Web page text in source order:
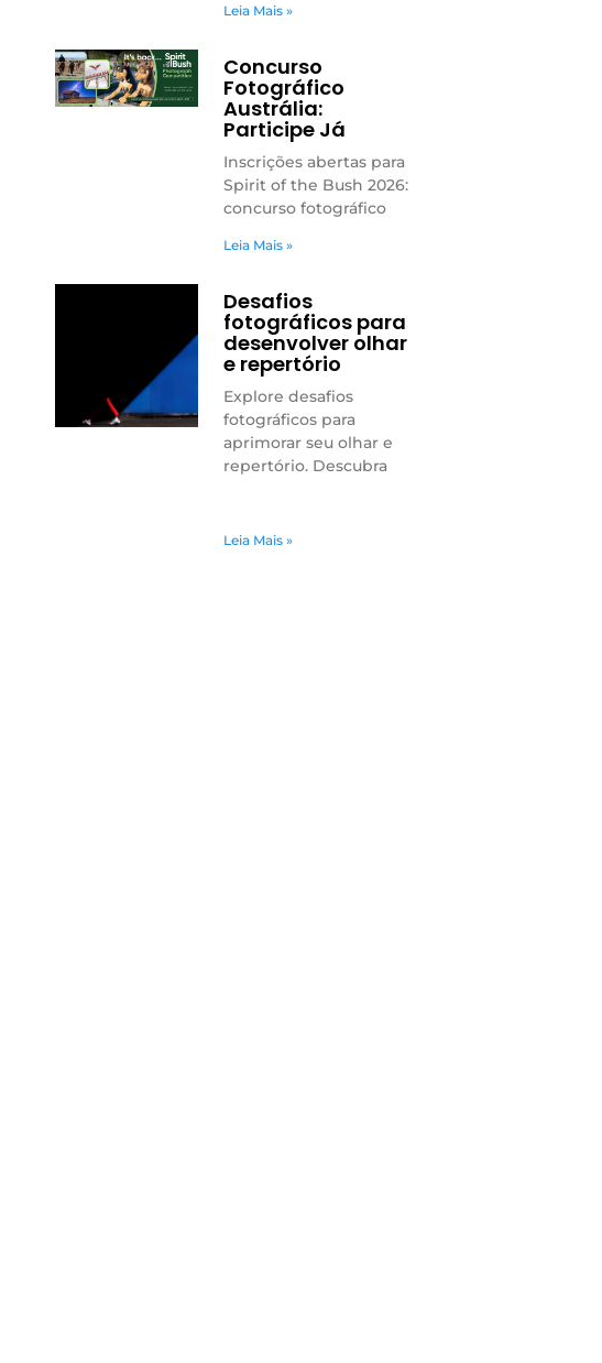
Leia Mais »
Concurso
Fotográfico
Austrália:
Participe Já
Inscrições abertas para
Spirit of the Bush 2026:
concurso fotográfico
Leia Mais »
Desafios
fotográficos para
desenvolver olhar
e repertório
Explore desafios
fotográficos para
aprimorar seu olhar e
repertório. Descubra
Leia Mais »